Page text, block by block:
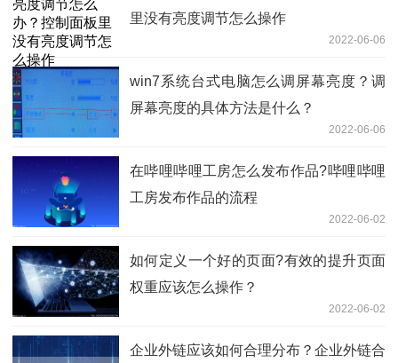
里没有亮度调节怎么操作
2022-06-06
win7系统台式电脑怎么调屏幕亮度？调
屏幕亮度的具体方法是什么？
2022-06-06
在哔哩哔哩工房怎么发布作品?哔哩哔哩
工房发布作品的流程
2022-06-02
如何定义一个好的页面?有效的提升页面
权重应该怎么操作？
2022-06-02
企业外链应该如何合理分布？企业外链合